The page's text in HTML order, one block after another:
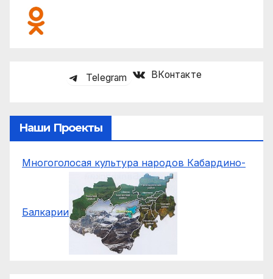
Telegram ВКонтакте
Наши Проекты
Многоголосая культура народов Кабардино-
Балкарии